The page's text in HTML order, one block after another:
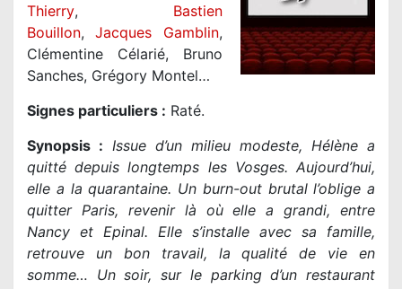
Thierry, Bastien
Bouillon, Jacques Gamblin,
Clémentine Célarié, Bruno
Sanches, Grégory Montel…
Signes particuliers : Raté.
Synopsis : Issue d’un milieu modeste, Hélène a
quitté depuis longtemps les Vosges. Aujourd’hui,
elle a la quarantaine. Un burn-out brutal l’oblige a
quitter Paris, revenir là où elle a grandi, entre
Nancy et Epinal. Elle s’installe avec sa famille,
retrouve un bon travail, la qualité de vie en
somme… Un soir, sur le parking d’un restaurant